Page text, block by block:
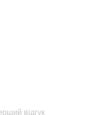
відгук